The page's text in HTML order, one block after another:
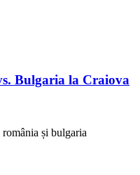
Bulgaria la Craiova